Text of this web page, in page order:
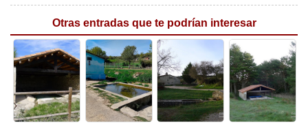
Otras entradas que te podrían interesar